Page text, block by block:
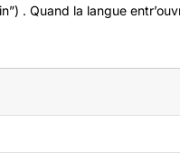
. Quand la langue